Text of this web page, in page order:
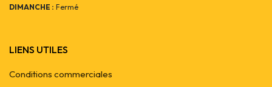
DIMANCHE : Fermé
LIENS UTILES
Conditions commerciales